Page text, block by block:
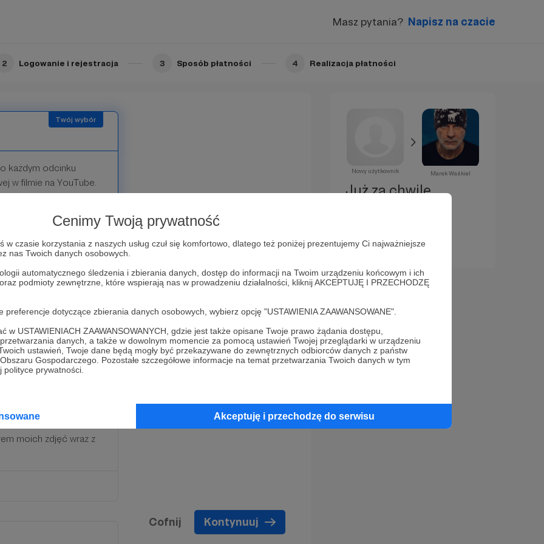
Cenimy Twoją prywatność
w czasie korzystania z naszych usług czuł się komfortowo, dlatego też poniżej prezentujemy Ci najważniejsze
nas Twoich danych osobowych.
automatycznego śledzenia i zbierania danych, dostęp do informacji na Twoim urządzeniu końcowym i ich
podmioty zewnętrzne, które wspierają nas w prowadzeniu działalności, kliknij AKCEPTUJĘ I PRZECHODZĘ
dotyczące zbierania danych osobowych, wybierz opcję "USTAWIENIA ZAAWANSOWANE".
w USTAWIENIACH ZAAWANSOWANYCH, gdzie jest także opisane Twoje prawo żądania dostępu,
danych, a także w dowolnym momencie za pomocą ustawień Twojej przeglądarki w urządzeniu
ustawień, Twoje dane będą mogły być przekazywane do zewnętrznych odbiorców danych z państw
Gospodarczego. Pozostałe szczegółowe informacje na temat przetwarzania Twoich danych w tym
prywatności.
Akceptuję i przechodzę do serwisu
Masz pytania? Napisz na czacie
2 Logowanie i rejestracja 3 Sposób płatności 4 Realizacja płatności
każdym odcinku
w filmie na YouTube.
aktualnych
do moich blogowych
tylko dla
lub na YouTube albo
Otrzymasz to co w
moich zdjęć wraz z
Cofnij Kontynuuj
Nowy użytkownik Marek Waśkiel
Już za chwilę